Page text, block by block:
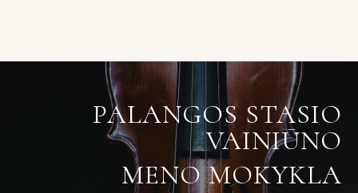
PALANGOS STASIO
VAINIŪNO
MENO MOKYKLA